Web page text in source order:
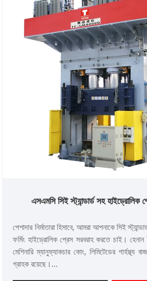
এসএমসি সিই স্ট্যান্ডার্ড সহ হাইড্রোলিক
পেশাদার নির্মাতারা হিসাবে, আমরা আপনাকে সিই
ফর্মিং হাইড্রোলিক প্রেস সরবরাহ করতে চাই। হেনান
মেশিনারি ম্যানুফ্যাকচার কোং, লিমিটেডের গার্হস্থ্য
গ্রাহক রয়েছে।